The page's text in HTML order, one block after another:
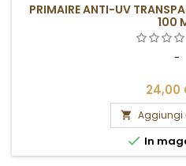
PRIMAIRE ANTI-UV
100
-
24,00
 Aggiungi
 In